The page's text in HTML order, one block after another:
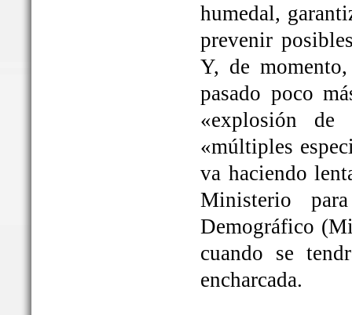
humedal,
prevenir
Y, de
pasado poco
«explosión
«múltiples
va haciendo
Ministerio
Demográfico
cuando se
encharcada.